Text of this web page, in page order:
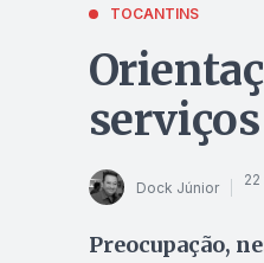
TOCANTINS
Dock Júnior
Preocupação,